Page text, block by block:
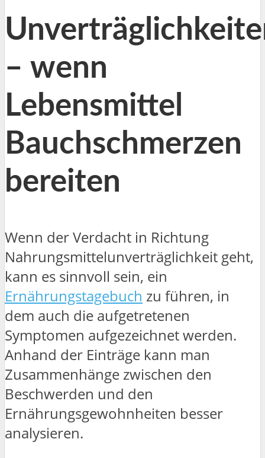
– wenn
Lebensmittel
Bauchschmerzen
bereiten
Wenn der Verdacht in Richtung
Nahrungsmittelunverträglichkeit geht,
kann es sinnvoll sein, ein
Ernährungstagebuch zu führen, in
dem auch die aufgetretenen
Symptomen aufgezeichnet werden.
Anhand der Einträge kann man
Zusammenhänge zwischen den
Beschwerden und den
Ernährungsgewohnheiten besser
analysieren.